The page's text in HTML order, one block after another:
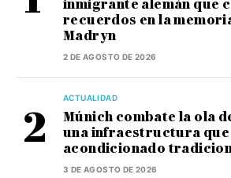
inmigrante alemán que
recuerdos en la
Madryn
2 DE AGOSTO DE 2026
ACTUALIDAD
Múnich combate la ola
una infraestructura que
acondicionado
3 DE AGOSTO DE 2026